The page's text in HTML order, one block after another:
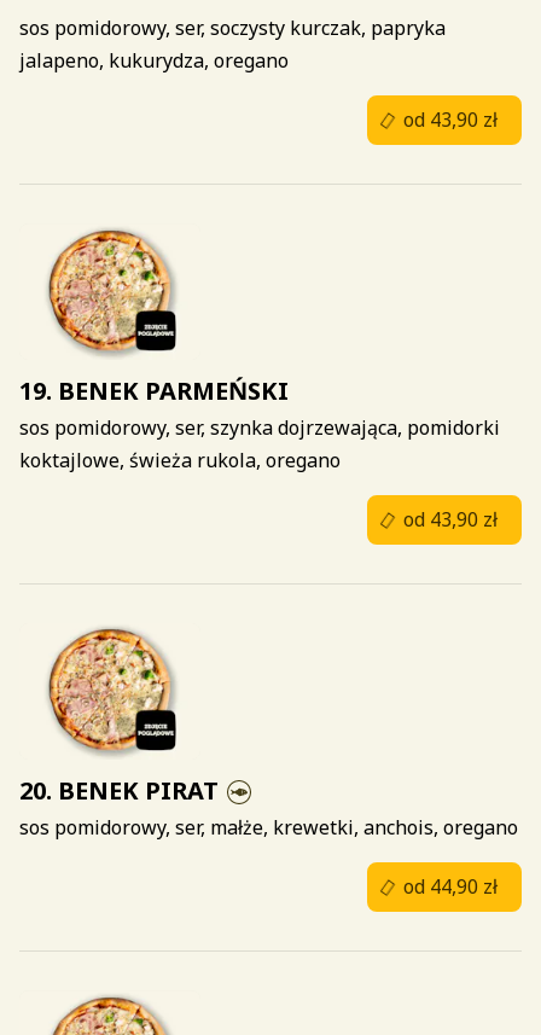
sos pomidorowy, ser, soczysty kurczak, papryka
jalapeno, kukurydza, oregano
19. BENEK PARMEŃSKI
sos pomidorowy, ser, szynka dojrzewająca, pomidorki
koktajlowe, świeża rukola, oregano
20. BENEK PIRAT
sos pomidorowy, ser, małże, krewetki, anchois, oregano